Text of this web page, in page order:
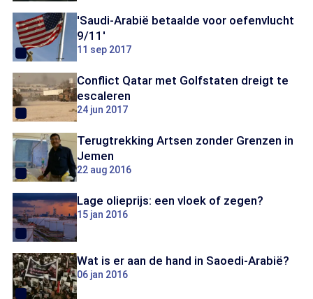
'Saudi-Arabië betaalde voor oefenvlucht
9/11'
11 sep 2017
Conflict Qatar met Golfstaten dreigt te
escaleren
24 jun 2017
Terugtrekking Artsen zonder Grenzen in
Jemen
22 aug 2016
Lage olieprijs: een vloek of zegen?
15 jan 2016
Wat is er aan de hand in Saoedi-Arabië?
06 jan 2016